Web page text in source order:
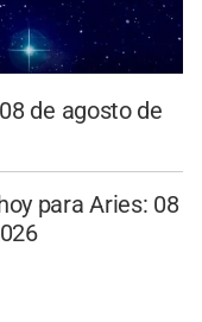
de agosto de
para Aries: 08